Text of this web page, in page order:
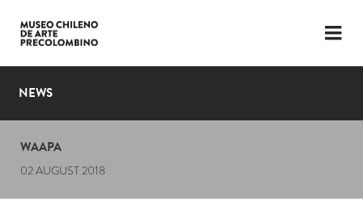
LANGUAGE
PLAN YOUR VISIT
EXHIBITIONS
NEWS
WAAPA
02 AUGUST 2018